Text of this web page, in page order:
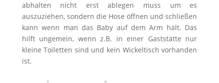
abhalten nicht erst ablegen muss um es
auszuziehen, sondern die Hose öffnen und schließen
kann wenn man das Baby auf dem Arm hält. Das
hilft ungemein, wenn z.B. in einer Gaststätte nur
kleine Toiletten sind und kein Wickeltisch vorhanden
ist.